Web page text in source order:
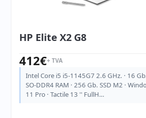
HP Elite X2 G8
412€+ TVA
Intel Core i5 i5-1145G7 2.6 GHz. · 16
SO-DDR4 RAM · 256 Gb. SSD M2 ·
11 Pro · Tactile 13 '' FullH…